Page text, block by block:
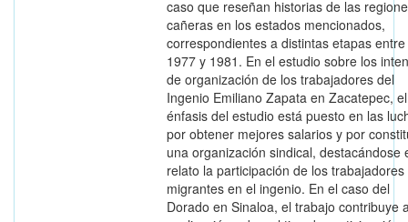
caso que reseñan historias de las
cañeras en los estados mencionados,
correspondientes a distintas etapas entre
1977 y 1981. En el estudio sobre los
de organización de los trabajadores del
Ingenio Emiliano Zapata en Zacatepec, el
énfasis del estudio está puesto en las
por obtener mejores salarios y por
una organización sindical, destacándose
relato la participación de los trabajadores
migrantes en el ingenio. En el caso del
Dorado en Sinaloa, el trabajo contribuye